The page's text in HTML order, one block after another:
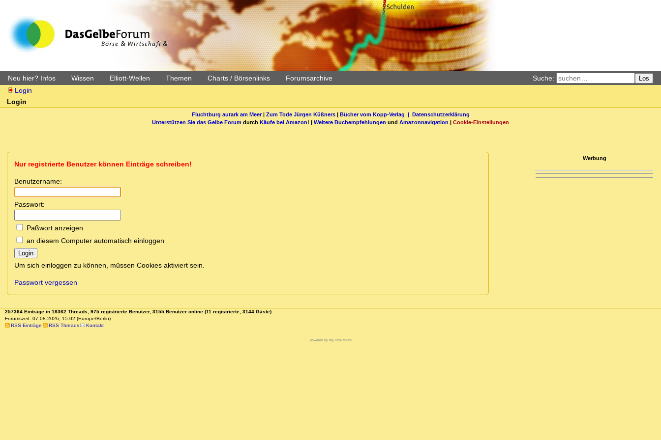
Neu hier? Infos Wissen Elliott-Wellen Themen Charts / Börsenlinks Forumsarchive Suche: Los
Login
Login
Fluchtburg autark am Meer| Zum Tode Jürgen Küßners| Bücher vom Kopp-Verlag | Datenschutzerklärung
Unterstützen Sie das Gelbe Forum durch Käufe bei Amazon! | Weitere Buchempfehlungen und Amazonnavigation | Cookie-Einstellungen
Nur registrierte Benutzer können Einträge schreiben!
Benutzername:
Passwort:
Paßwort anzeigen
an diesem Computer automatisch einloggen
Login
Um sich einloggen zu können, müssen Cookies aktiviert sein.
Passwort vergessen
Werbung
257364 Einträge in 18362 Threads, 975 registrierte Benutzer, 3155 Benutzer online (11 registrierte, 3144 Gäste)
Forumszeit: 07.08.2026, 15:02 (Europe/Berlin)
RSS Einträge
RSS Threads Kontakt
powered by my little forum